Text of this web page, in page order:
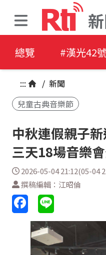
總覽 #漢光42
::: / 新聞
兒童古典音樂節
中秋連假親子
三天18場音樂
2026-05-04 21:12(05-04
撰稿編輯：江昭倫